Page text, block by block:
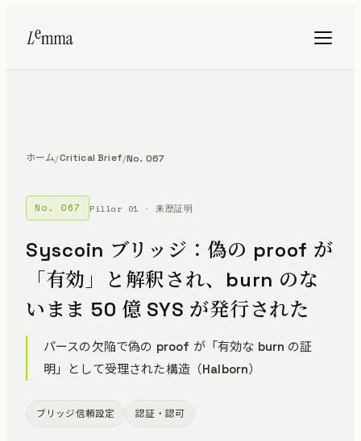
ホーム/Critical Brief/No. 067
No. 067 Pillar 01 · 来歴証明
Syscoin ブリッジ：偽の proof が
「有効」と解釈され、burn のな
いまま 50 億 SYS が発行された
パースの欠陥で偽の proof が「有効な burn の証
明」として受理された構造（Halborn）
ブリッジ信頼設定 認証・認可